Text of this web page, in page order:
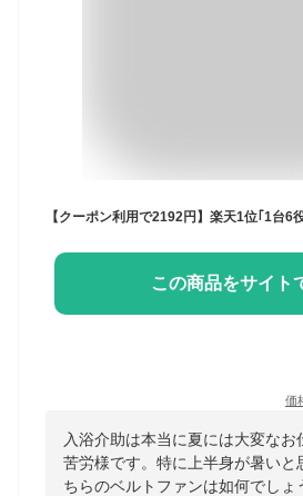
この商品をサイト
価
入浴介助は本当に夏には大変な
苦労様です。特に上半身が暑いと
ちらのベルトファンは如何でしょ